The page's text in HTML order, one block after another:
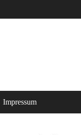
Impressum